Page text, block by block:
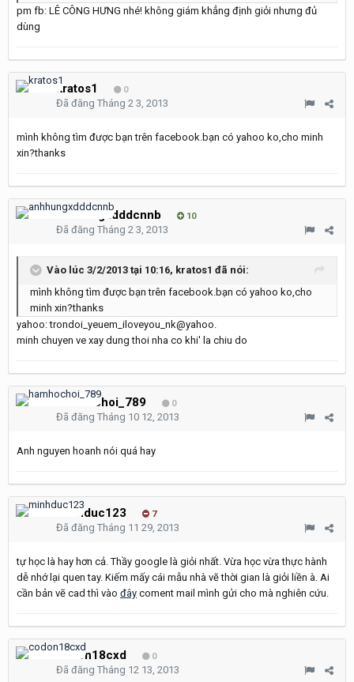
pm fb: LÊ CÔNG HƯNG nhé! không giám khẳng định giỏi nhưng đủ
dùng
kratos1 0
Đã đăng Tháng 2 3, 2013
mình không tìm được bạn trên facebook.bạn có yahoo ko,cho minh
xin?thanks
anhhungxdddcnnb 10
Đã đăng Tháng 2 3, 2013
Vào lúc 3/2/2013 tại 10:16, kratos1 đã nói:
mình không tìm được bạn trên facebook.bạn có yahoo ko,cho
minh xin?thanks
yahoo: trondoi_yeuem_iloveyou_nk@yahoo.
minh chuyen ve xay dung thoi nha co khi' la chiu do
hamhochoi_789 0
Đã đăng Tháng 10 12, 2013
Anh nguyen hoanh nói quá hay
minhduc123 7
Đã đăng Tháng 11 29, 2013
tự học là hay hơn cả. Thầy google là giỏi nhất. Vừa học vừa thực hành
dễ nhớ lại quen tay. Kiếm mấy cái mẫu nhà vẽ thời gian là giỏi liền à. Ai
cần bản vẽ cad thì vào đây coment mail mình gửi cho mà nghiên cứu.
codon18cxd 0
Đã đăng Tháng 12 13, 2013